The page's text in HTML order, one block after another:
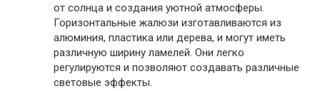
от солнца и создания уютной атмосферы.
Горизонтальные жалюзи изготавливаются из
алюминия, пластика или дерева, и могут иметь
различную ширину ламелей. Они легко
регулируются и позволяют создавать различные
световые эффекты.